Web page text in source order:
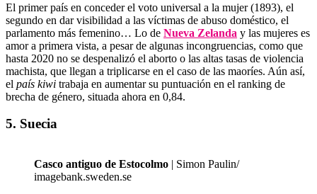
El primer país en conceder el voto universal a la mujer (1893), el
segundo en dar visibilidad a las víctimas de abuso doméstico, el
parlamento más femenino… Lo de Nueva Zelanda y las mujeres es
amor a primera vista, a pesar de algunas incongruencias, como que
hasta 2020 no se despenalizó el aborto o las altas tasas de violencia
machista, que llegan a triplicarse en el caso de las maoríes. Aún así,
el país kiwi trabaja en aumentar su puntuación en el ranking de
brecha de género, situada ahora en 0,84.
5. Suecia
Casco antiguo de Estocolmo | Simon Paulin/
imagebank.sweden.se